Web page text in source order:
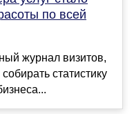
по всей
журнал визитов,
статистику